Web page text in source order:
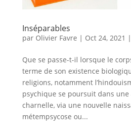
Inséparables
par Olivier Favre | Oct 24, 2021 |
Que se passe-t-il lorsque le
terme de son existence
religions, notamment
psychique se poursuit dans
charnelle, via une nouvelle
métempsycose ou...